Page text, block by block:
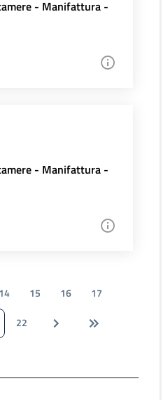
- Manifattura -
- Manifattura -
14 15 16
17
22